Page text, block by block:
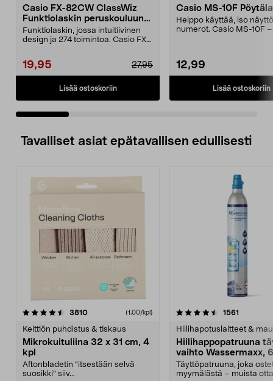
Casio FX-82CW ClassWiz
Funktiolaskin peruskouluun /
lukioon
Funktiolaskin, jossa intuitiivinen
design ja 274 toimintoa. Casio FX-
19,95 27,95
Lisää ostoskoriin
Casio MS-10F
Helppo käyttää, iso
numerot. Casio MS-10F –
12,99
Lisää ostoskoriin
Tavalliset asiat epätavallisen edullisesti
3810arvostelut (1,00/kpl)
Keittiön puhdistus & tiskaus
Mikrokuituliina 32 x 31 cm, 4
kpl
Aftonbladetin "itsestään selvä
suosikki" siiv...
4.5viidestä
1561
Hiilihapotuslaitteet &
Hiilihappopatruuna
vaihto Wassermaxx,
Täyttöpatruuna, joka
myymälästä – muista
4.5viidestä